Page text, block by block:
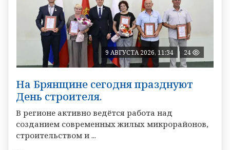
9 АВГУСТА 2026, 11:34 24
На Брянщине сегодня празднуют
День строителя.
В регионе активно ведётся работа над
созданием современных жилых микрорайонов,
строительством и ...